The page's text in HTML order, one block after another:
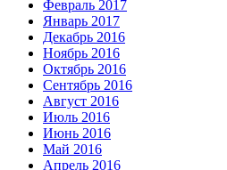
Февраль 2017
Январь 2017
Декабрь 2016
Ноябрь 2016
Октябрь 2016
Сентябрь 2016
Август 2016
Июль 2016
Июнь 2016
Май 2016
Апрель 2016